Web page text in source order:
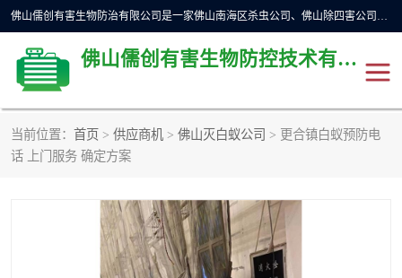
佛山儒创有害生物防治有限公司是一家佛山南海区杀虫公司、佛山除四害公司、佛山灭白蚁公司、佛山白蚁防治公司，让您远离虫害困扰。要问佛山白蚁防治哪家好？佛山儒创有害生物防治有限公司全佛山、广州，正规公司，上门勘查，可靠，售后有保障。
佛山儒创有害生物防控技术有限公司
当前位置： 首页 > 供应商机 > 佛山灭白蚁公司 > 更合镇白蚁预防电
话 上门服务 确定方案
除四害公司
佛山白蚁防治公司
佛山灭白蚁公司 佛山杀虫公司